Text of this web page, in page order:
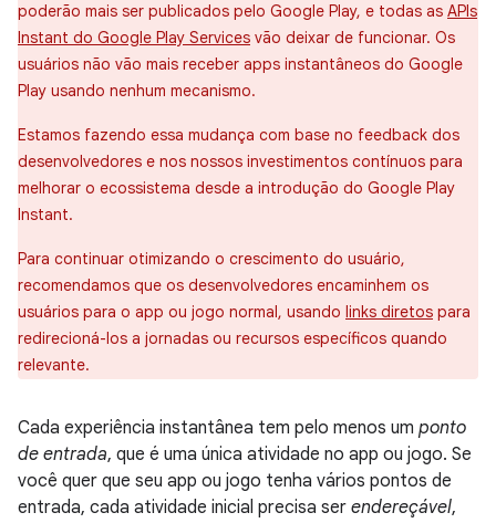
poderão mais ser publicados pelo Google Play, e todas as APIs
Instant do Google Play Services vão deixar de funcionar. Os
usuários não vão mais receber apps instantâneos do Google
Play usando nenhum mecanismo.
Estamos fazendo essa mudança com base no feedback dos
desenvolvedores e nos nossos investimentos contínuos para
melhorar o ecossistema desde a introdução do Google Play
Instant.
Para continuar otimizando o crescimento do usuário,
recomendamos que os desenvolvedores encaminhem os
usuários para o app ou jogo normal, usando links diretos para
redirecioná-los a jornadas ou recursos específicos quando
relevante.
Cada experiência instantânea tem pelo menos um ponto
de entrada, que é uma única atividade no app ou jogo. Se
você quer que seu app ou jogo tenha vários pontos de
entrada, cada atividade inicial precisa ser endereçável,